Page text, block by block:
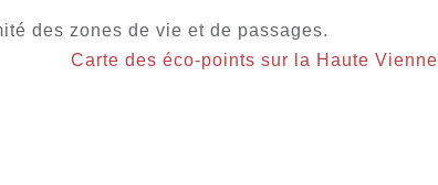
des zones de vie et de passages.
Carte des éco-points sur la Haute Vienne